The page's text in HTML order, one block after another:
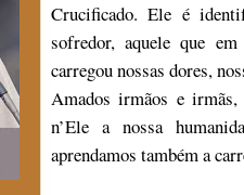
Crucificado. Ele é
sofredor, aquele que
carregou nossas dores,
Amados irmãos e irmãs,
n’Ele a nossa
aprendamos também a